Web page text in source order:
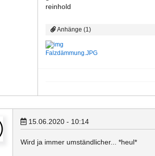
reinhold
Anhänge (1)
Falzdämmung.JPG
15.06.2020 - 10:14
Wird ja immer umständlicher... *heul*